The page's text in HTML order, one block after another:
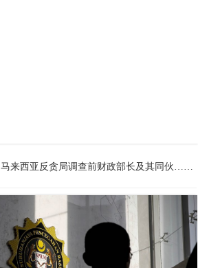
马来西亚反贪局调查前财政部长及其同伙……